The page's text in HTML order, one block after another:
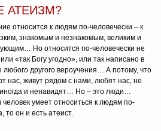
АТЕИЗМ?
относится к людям по-человечески – к
знакомым и незнакомым, великим и
Но относится по-человечески не
«так Богу угодно», или так написано в
любого другого вероучения… А потому, что
нас, живут рядом с нами, любят нас, не
и ненавидят… Но – это люди…
человек умеет относиться к людям по-
то он и есть атеист.